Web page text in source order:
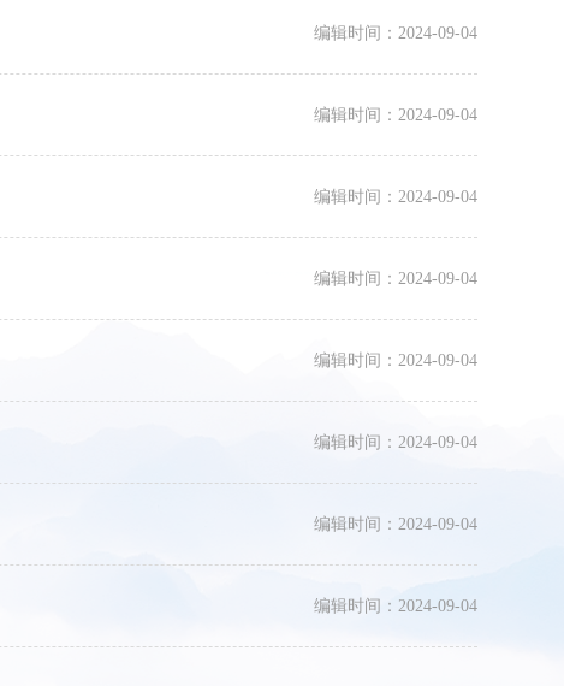
编辑时间：2024-09-04
编辑时间：2024-09-04
编辑时间：2024-09-04
编辑时间：2024-09-04
编辑时间：2024-09-04
编辑时间：2024-09-04
编辑时间：2024-09-04
编辑时间：2024-09-04